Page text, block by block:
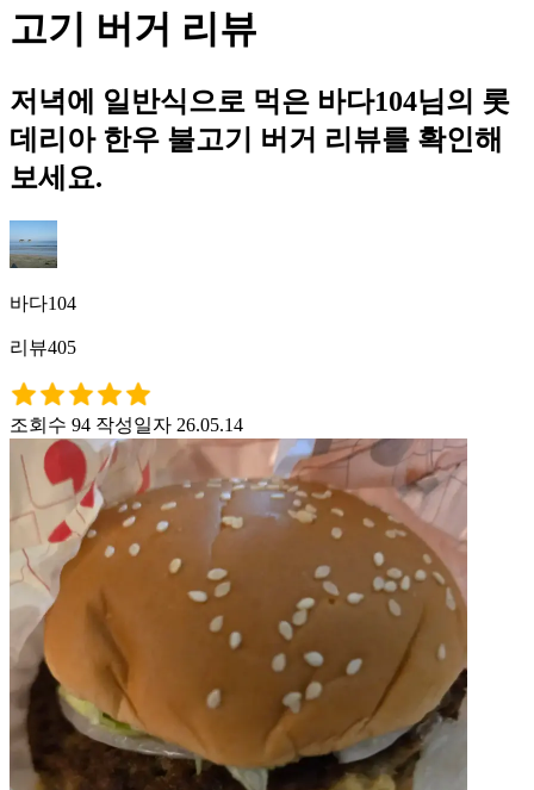
고기 버거 리뷰
저녁에 일반식으로 먹은 바다104님의 롯
데리아 한우 불고기 버거 리뷰를 확인해
보세요.
바다104
리뷰405
조회수 94 작성일자 26.05.14